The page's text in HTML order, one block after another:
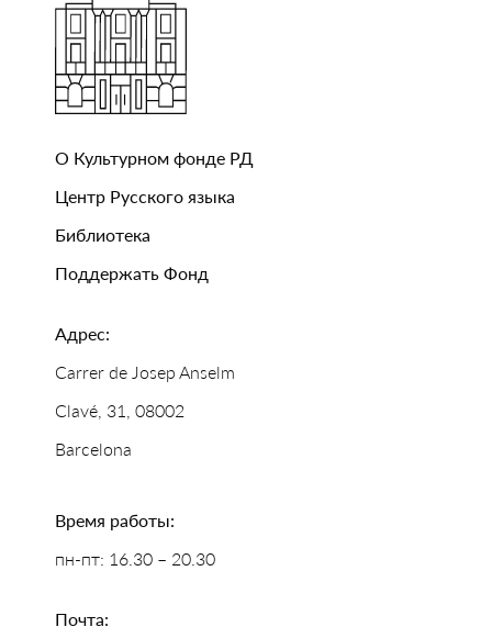
О Культурном фонде РД
Центр Русского языка
Библиотека
Поддержать Фонд
Адрес:
Carrer de Josep Anselm
Clavé, 31, 08002
Barcelona
Время работы:
пн-пт: 16.30 – 20.30
Почта: